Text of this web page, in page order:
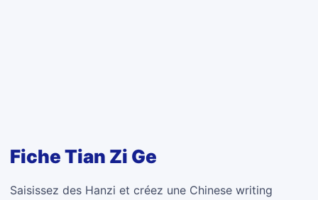
Fiche Tian Zi Ge
Saisissez des Hanzi et créez une Chinese writing